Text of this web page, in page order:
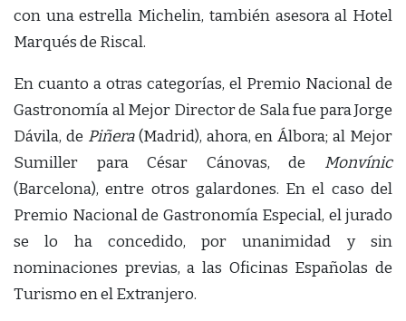
con una estrella Michelin, también asesora al Hotel
Marqués de Riscal.
En cuanto a otras categorías, el Premio Nacional de
Gastronomía al Mejor Director de Sala fue para Jorge
Dávila, de Piñera(Madrid), ahora, en Álbora; al Mejor
Sumiller para César Cánovas, de Monvínic
(Barcelona), entre otros galardones. En el caso del
Premio Nacional de Gastronomía Especial, el jurado
se lo ha concedido, por unanimidad y sin
nominaciones previas, a las Oficinas Españolas de
Turismo en el Extranjero.